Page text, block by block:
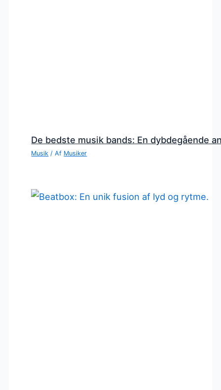
De bedste musik bands: En dybdegående
Musik / Af Musiker